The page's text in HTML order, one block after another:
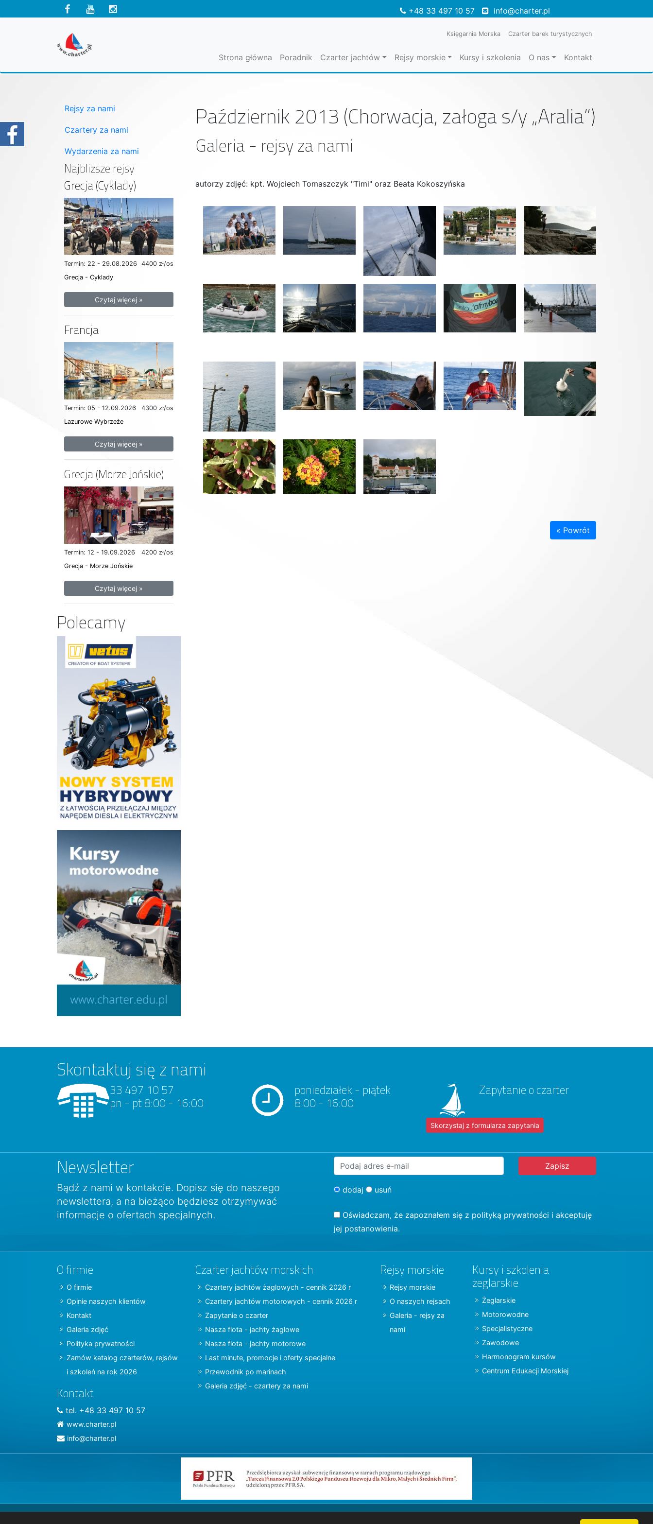
+48 33 497 10 57 info@charter.pl
Księgarnia Morska Czarter barek turystycznych
Strona główna Poradnik Czarter jachtów Rejsy morskie Kursy i szkolenia O nas Kontakt
Październik 2013 (Chorwacja, załoga s/y „Aralia”)
Galeria - rejsy za nami
autorzy zdjęć: kpt. Wojciech Tomaszczyk "Timi" oraz Beata Kokoszyńska
« Powrót
Rejsy za nami
Czartery za nami
Wydarzenia za nami
Najbliższe rejsy
Grecja (Cyklady)
Termin: 22 - 29.08.2026
4400 zł/os
Grecja - Cyklady
Czytaj więcej »
Francja
Termin: 05 - 12.09.2026
4300 zł/os
Lazurowe Wybrzeże
Czytaj więcej »
Grecja (Morze Jońskie)
Termin: 12 - 19.09.2026
4200 zł/os
Grecja - Morze Jońskie
Czytaj więcej »
Polecamy
Skontaktuj się z nami
33 497 10 57
pn - pt 8:00 - 16:00
poniedziałek - piątek
8:00 - 16:00
Zapytanie o czarter
Skorzystaj z formularza zapytania
Newsletter
Bądź z nami w kontakcie. Dopisz się do naszego
newslettera, a na bieżąco będziesz otrzymywać
informacje o ofertach specjalnych.
dodaj usuń
Oświadczam, że zapoznałem się z polityką prywatności i akceptuję
jej postanowienia.
O firmie
O firmie
Opinie naszych klientów
Kontakt
Galeria zdjęć
Polityka prywatności
Zamów katalog czarterów, rejsów
i szkoleń na rok 2026
Kontakt
tel. +48 33 497 10 57
www.charter.pl
info@charter.pl
Czarter jachtów morskich
Czartery jachtów żaglowych - cennik 2026 r
Czartery jachtów motorowych - cennik 2026 r
Zapytanie o czarter
Nasza flota - jachty żaglowe
Nasza flota - jachty motorowe
Last minute, promocje i oferty specjalne
Przewodnik po marinach
Galeria zdjęć - czartery za nami
Rejsy morskie
Rejsy morskie
O naszych rejsach
Galeria - rejsy za
nami
Kursy i szkolenia
żeglarskie
Żeglarskie
Motorowodne
Specjalistyczne
Zawodowe
Harmonogram kursów
Centrum Edukacji Morskiej